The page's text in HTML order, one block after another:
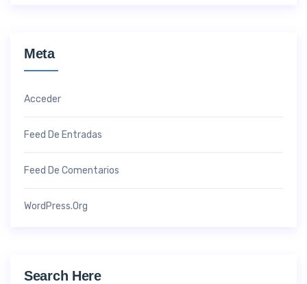
Meta
Acceder
Feed De Entradas
Feed De Comentarios
WordPress.org
Search Here